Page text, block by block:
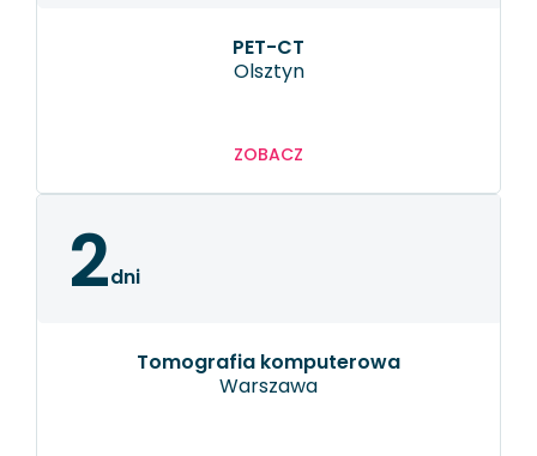
PET-CT
Olsztyn
ZOBACZ
2dni
tomografia komputerowa
Warszawa